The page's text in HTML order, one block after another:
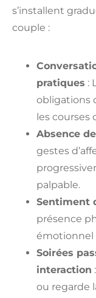
s’installent
couple :
pratiques :
obligations
les courses
Absence
gestes
palpable.
Sentiment
présence
émotionnel
Soirées
interaction
ou regarde